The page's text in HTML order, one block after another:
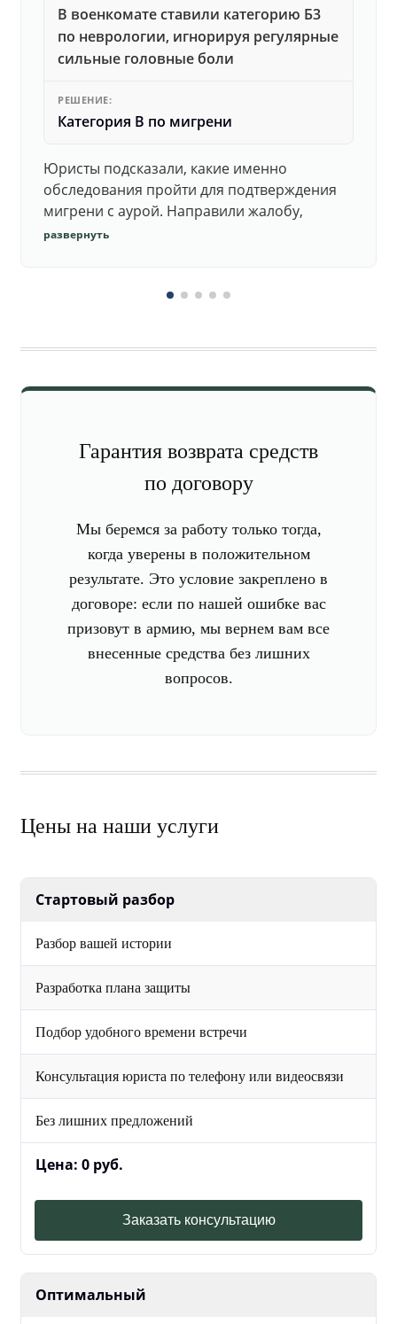
В военкомате ставили категорию Б3
по неврологии, игнорируя регулярные
сильные головные боли
РЕШЕНИЕ:
Категория В по мигрени
Юристы подсказали, какие именно
обследования пройти для подтверждения
мигрени с аурой. Направили жалобу,
добились повторного осмотра и списания в
развернуть
Гарантия возврата средств
по договору
Мы беремся за работу только тогда,
когда уверены в положительном
результате. Это условие закреплено в
договоре: если по нашей ошибке вас
призовут в армию, мы вернем вам все
внесенные средства без лишних
вопросов.
Цены на наши услуги
Стартовый разбор
Разбор вашей истории
Разработка плана защиты
Подбор удобного времени встречи
Консультация юриста по телефону или видеосвязи
Без лишних предложений
Цена: 0 руб.
Заказать консультацию
Оптимальный